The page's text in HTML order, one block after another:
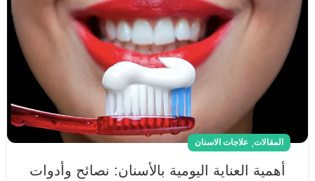
المقالات, علاجات الاسنان
أهمية العناية اليومية بالأسنان: نصائح وأدوات